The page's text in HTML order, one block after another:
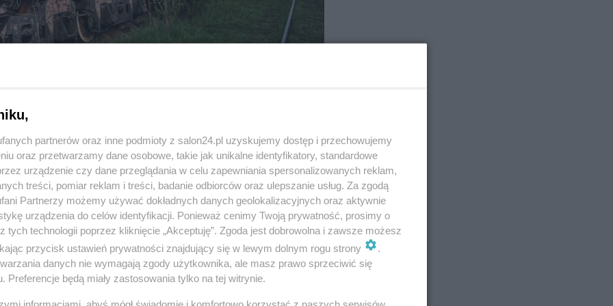
6 Obserwuj notkę
partnerów oraz inne podmioty z salon24.pl uzyskujemy dostęp i przechowujemy
oraz przetwarzamy dane osobowe, takie jak unikalne identyfikatory, standardowe
urządzenie czy dane przeglądania w celu zapewniania spersonalizowanych reklam,
treści, pomiar reklam i treści, badanie odbiorców oraz ulepszanie usług. Za zgodą
Partnerzy możemy używać dokładnych danych geolokalizacyjnych oraz aktywnie
urządzenia do celów identyfikacji. Ponieważ cenimy Twoją prywatność, prosimy o
tych technologii poprzez kliknięcie „Akceptuję”. Zgoda jest dobrowolna i zawsze możesz
przycisk ustawień prywatności znajdujący się w lewym dolnym rogu strony
.
danych nie wymagają zgody użytkownika, ale masz prawo sprzeciwić się
Preferencje będą miały zastosowania tylko na tej witrynie.